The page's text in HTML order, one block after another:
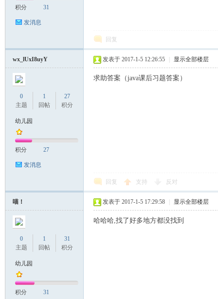
积分 31
发消息
回复
wx_lUxI8uyY
0
主题
1
回帖
27
积分
幼儿园
积分 27
发消息
发表于 2017-1-5 12:26:55 显示全部楼层
求助答案（java课后习题答案）
回复 支持 反对
喵！
0
主题
1
回帖
31
积分
幼儿园
积分 31
发表于 2017-1-5 17:29:58 显示全部楼层
哈哈哈,找了好多地方都没找到